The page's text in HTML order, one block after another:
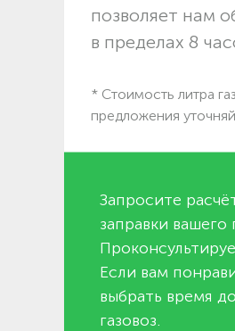
позволяет нам
в пределах 8
* Стоимость литра
предложения
Запросите
заправки вашего
Если вам
выбрать время
газовоз.